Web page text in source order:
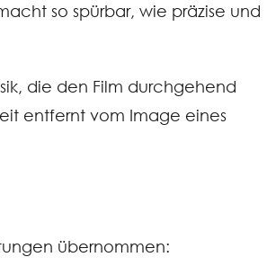
so spürbar, wie präzise und
die den Film durchgehend
entfernt vom Image eines
übernommen: